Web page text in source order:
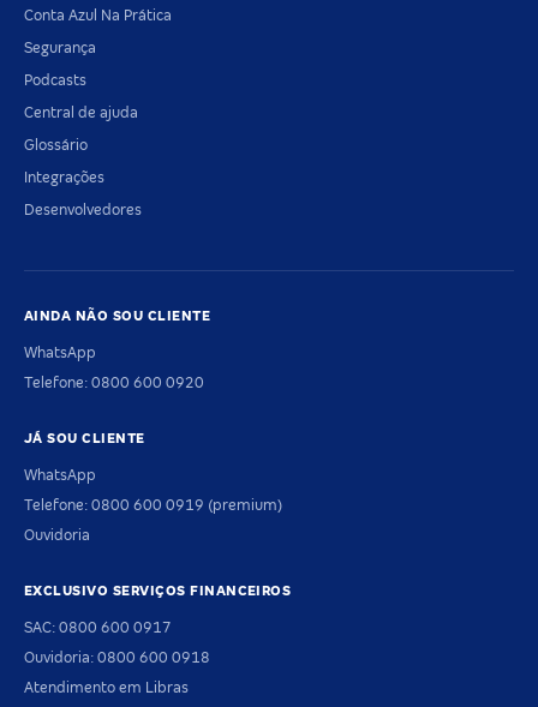
Conta Azul Na Prática
Segurança
Podcasts
Central de ajuda
Glossário
Integrações
Desenvolvedores
AINDA NÃO SOU CLIENTE
WhatsApp
Telefone: 0800 600 0920
JÁ SOU CLIENTE
WhatsApp
Telefone: 0800 600 0919 (premium)
Ouvidoria
EXCLUSIVO SERVIÇOS FINANCEIROS
SAC: 0800 600 0917
Ouvidoria: 0800 600 0918
Atendimento em Libras